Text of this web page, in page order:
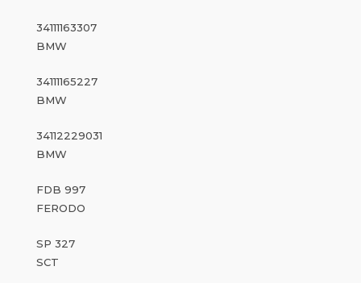
34111163307
BMW
34111165227
BMW
34112229031
BMW
FDB 997
FERODO
SP 327
SCT